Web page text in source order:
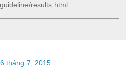
results.html
tháng 7, 2015